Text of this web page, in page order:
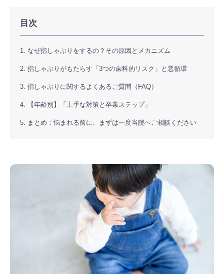
目次
1. なぜ指しゃぶりをするの？その原因とメカニズム
2. 指しゃぶりがもたらす「3つの歯科的リスク」と悪循環
3. 指しゃぶりに関するよくあるご質問（FAQ）
4. 【年齢別】「上手な対策と卒業ステップ」
5. まとめ：悩まれる前に、まずは一度当院へご相談ください